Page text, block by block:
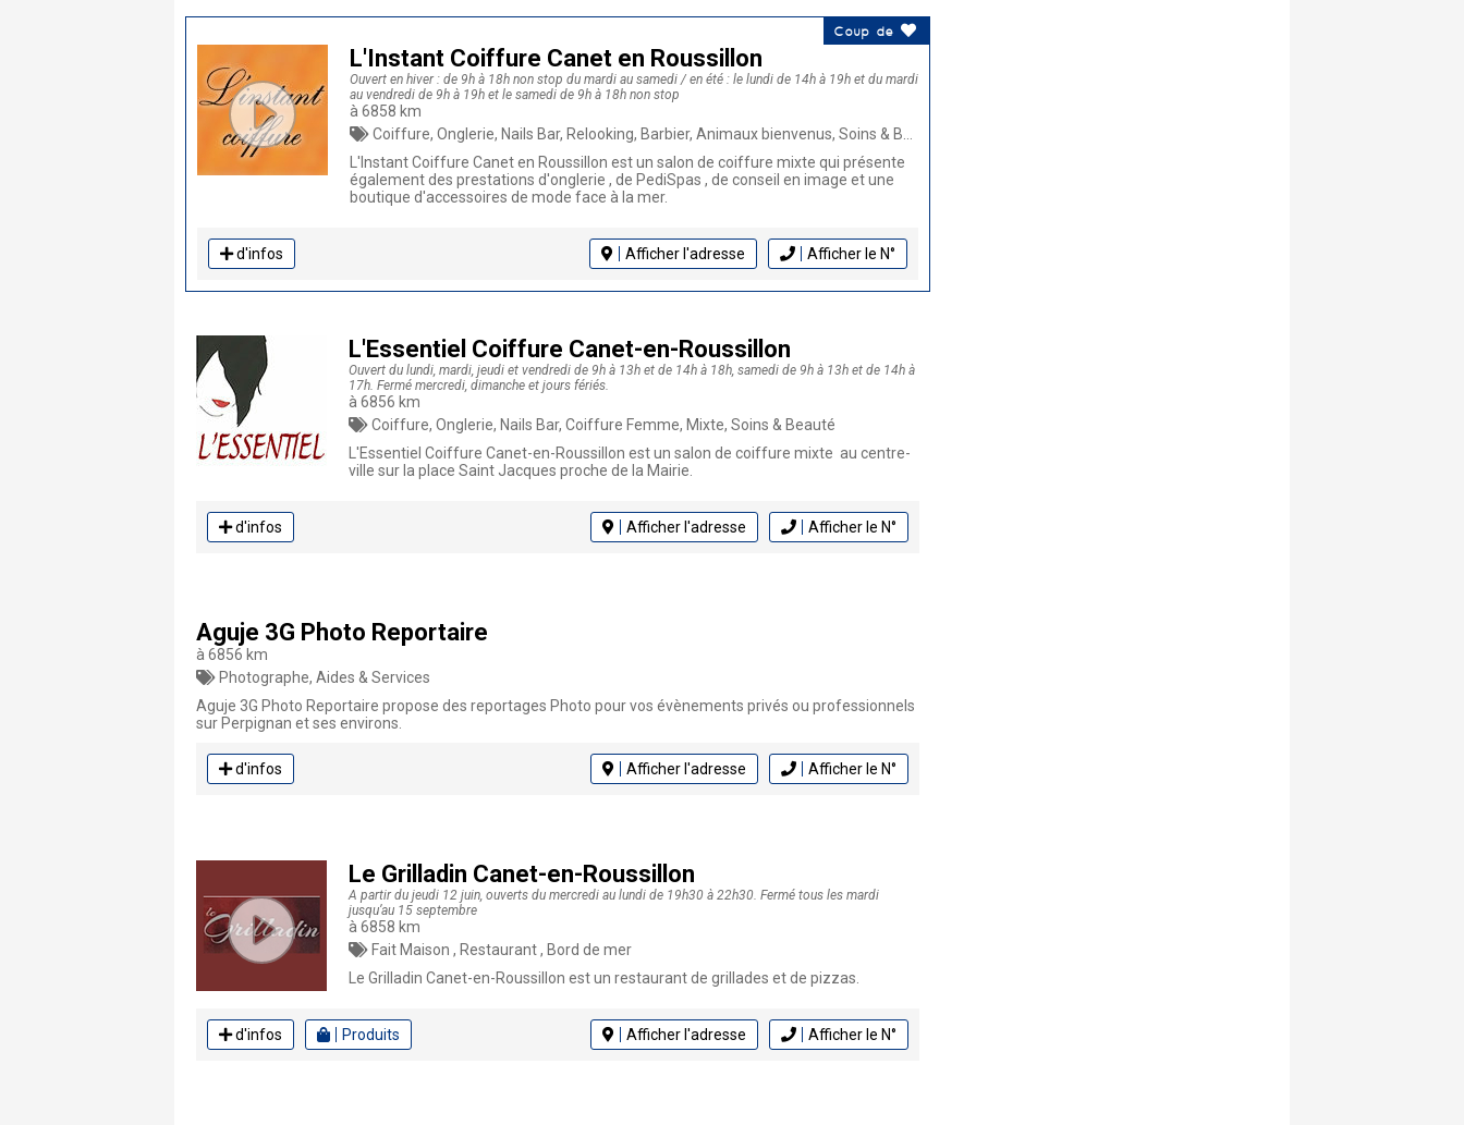
Coup de
L'Instant Coiffure Canet en Roussillon
Ouvert en hiver : de 9h à 18h non stop du mardi au samedi / en été : le lundi de 14h à 19h et du mardi
au vendredi de 9h à 19h et le samedi de 9h à 18h non stop
à 6858 km
Coiffure, Onglerie, Nails Bar, Relooking, Barbier, Animaux bienvenus, Soins & Beauté
L'Instant Coiffure Canet en Roussillon est un salon de coiffure mixte qui présente
également des prestations d'onglerie , de PediSpas , de conseil en image et une
boutique d'accessoires de mode face à la mer.
d'infos Afficher l'adresse Afficher le N°
L'Essentiel Coiffure Canet-en-Roussillon
Ouvert du lundi, mardi, jeudi et vendredi de 9h à 13h et de 14h à 18h, samedi de 9h à 13h et de 14h à
17h. Fermé mercredi, dimanche et jours fériés.
à 6856 km
Coiffure, Onglerie, Nails Bar, Coiffure Femme, Mixte, Soins & Beauté
L'Essentiel Coiffure Canet-en-Roussillon est un salon de coiffure mixte au centre-
ville sur la place Saint Jacques proche de la Mairie.
d'infos Afficher l'adresse Afficher le N°
Aguje 3G Photo Reportaire
à 6856 km
Photographe, Aides & Services
Aguje 3G Photo Reportaire propose des reportages Photo pour vos évènements privés ou professionnels
sur Perpignan et ses environs.
d'infos Afficher l'adresse Afficher le N°
Le Grilladin Canet-en-Roussillon
A partir du jeudi 12 juin, ouverts du mercredi au lundi de 19h30 à 22h30. Fermé tous les mardi
jusqu’au 15 septembre
à 6858 km
Fait Maison , Restaurant , Bord de mer
Le Grilladin Canet-en-Roussillon est un restaurant de grillades et de pizzas.
d'infos Produits Afficher l'adresse Afficher le N°